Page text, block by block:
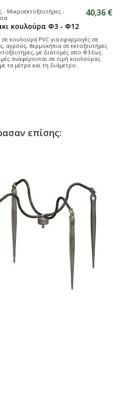
- Μικροεκτοξευτήρες -
κουλούρα Φ3 - Φ12
40,36 €
σε κουλούρα PVC για εφαρμογές σε
αγρούς, θερμοκήπια σε εκτοξευτήρες
με διατομές απο Φ3 έως
αναφέρονται σε τιμή κουλούρας
τα μέτρα και τη διάμετρο.
επίσης: